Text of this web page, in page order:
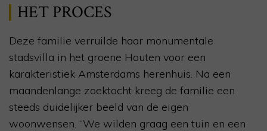
HET PROCES
Deze familie verruilde haar monumentale
stadsvilla in het groene Houten voor een
karakteristiek Amsterdams herenhuis. Na een
maandenlange zoektocht kreeg de familie een
steeds duidelijker beeld van de eigen
woonwensen. “We wilden graag een tuin en een